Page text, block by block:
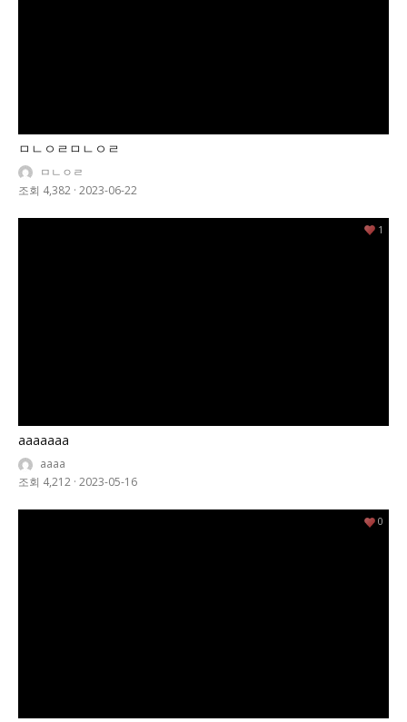
ㅁㄴㅇㄹㅁㄴㅇㄹ
ㅁㄴㅇㄹ
조회 4,382 · 2023-06-22
aaaaaaa
aaaa
조회 4,212 · 2023-05-16
1
0